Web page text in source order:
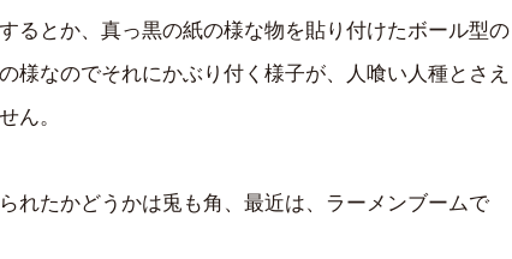
るとか、真っ黒の紙の様な物を貼り付けたボール型の
様なのでそれにかぶり付く様子が、人喰い人種とさえ
ん。
れたかどうかは兎も角、最近は、ラーメンブームで